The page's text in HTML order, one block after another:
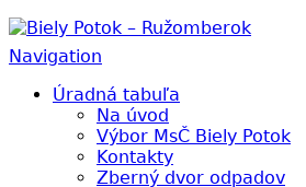
Biely Potok – Ružomberok
Navigation
Úradná tabuľa
Na úvod
Výbor MsČ Biely Potok
Kontakty
Zberný dvor odpadov